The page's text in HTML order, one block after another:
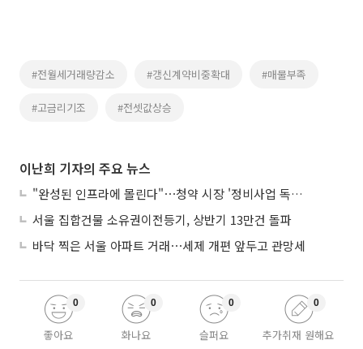
#전월세거래량감소 #갱신계약비중확대 #매물부족
#고금리기조 #전셋값상승
이난희 기자의 주요 뉴스
"완성된 인프라에 몰린다"⋯청약 시장 '정비사업 독주' 42배 격차
서울 집합건물 소유권이전등기, 상반기 13만건 돌파
바닥 찍은 서울 아파트 거래⋯세제 개편 앞두고 관망세
좋아요
0
화나요
0
슬퍼요
0
추가취재 원해요
0